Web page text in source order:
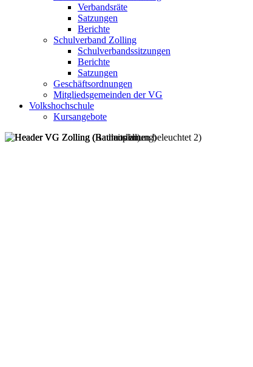
Verbandsräte
Satzungen
Berichte
Schulverband Zolling
Schulverbandssitzungen
Berichte
Satzungen
Geschäftsordnungen
Mitgliedsgemeinden der VG
Volkshochschule
Kursangebote